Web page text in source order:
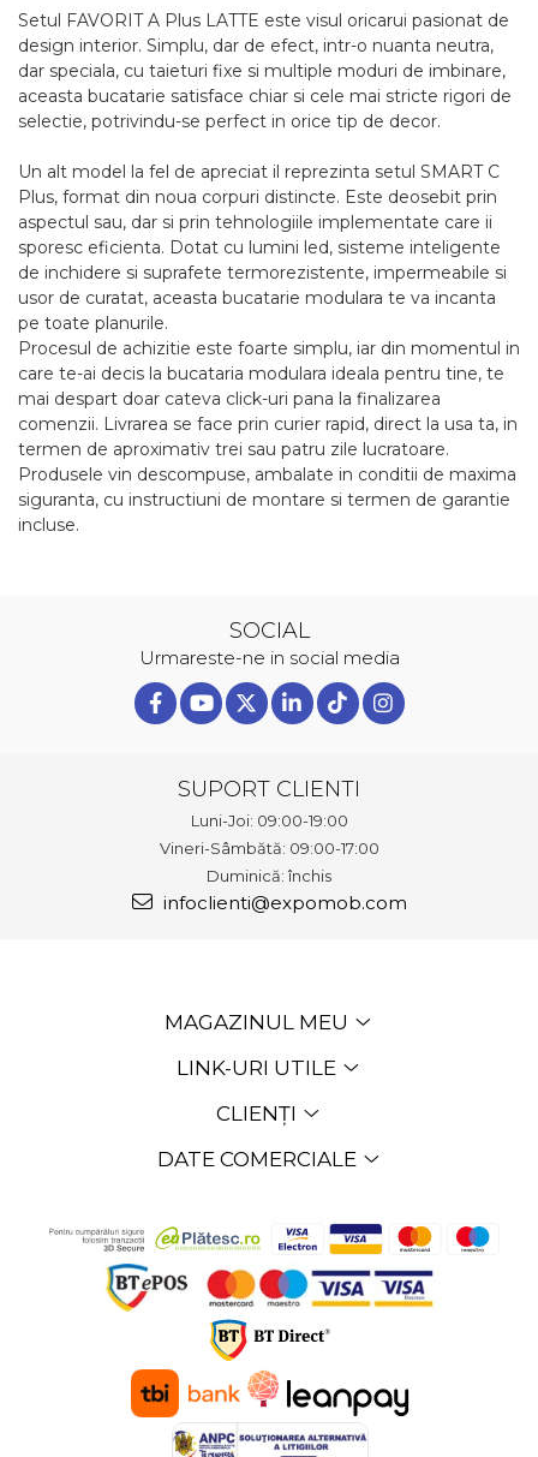
Setul FAVORIT A Plus LATTE este visul oricarui pasionat de
design interior. Simplu, dar de efect, intr-o nuanta neutra,
dar speciala, cu taieturi fixe si multiple moduri de imbinare,
aceasta bucatarie satisface chiar si cele mai stricte rigori de
selectie, potrivindu-se perfect in orice tip de decor.
Un alt model la fel de apreciat il reprezinta setul SMART C
Plus, format din noua corpuri distincte. Este deosebit prin
aspectul sau, dar si prin tehnologiile implementate care ii
sporesc eficienta. Dotat cu lumini led, sisteme inteligente
de inchidere si suprafete termorezistente, impermeabile si
usor de curatat, aceasta bucatarie modulara te va incanta
pe toate planurile.
Procesul de achizitie este foarte simplu, iar din momentul in
care te-ai decis la bucataria modulara ideala pentru tine, te
mai despart doar cateva click-uri pana la finalizarea
comenzii. Livrarea se face prin curier rapid, direct la usa ta, in
termen de aproximativ trei sau patru zile lucratoare.
Produsele vin descompuse, ambalate in conditii de maxima
siguranta, cu instructiuni de montare si termen de garantie
incluse.
SOCIAL
Urmareste-ne in social media
SUPORT CLIENTI
Luni-Joi: 09:00-19:00
Vineri-Sâmbătă: 09:00-17:00
Duminică: închis
infoclienti@expomob.com
MAGAZINUL MEU
LINK-URI UTILE
CLIENȚI
DATE COMERCIALE